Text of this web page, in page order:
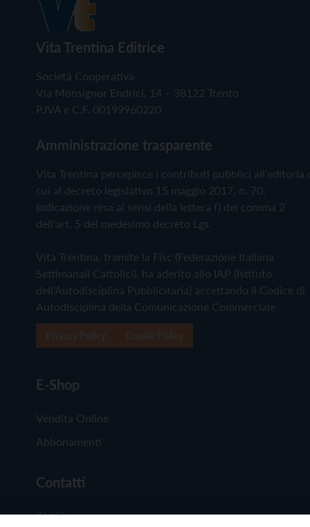
Vita Trentina Editrice
Società Cooperativa
Via Monsignor Endrici, 14 – 38122 Trento
P.IVA e C.F. 00199960220
Amministrazione trasparente
Vita Trentina percepisce i contributi pubblici all'editoria
cui al decreto legislativo 15 maggio 2017, n. 70.
Indicazione resa ai sensi della lettera f) del comma 2
dell'art. 5 del medesimo decreto Lgs.
Vita Trentina, tramite la Fisc (Federazione Italiana
Settimanali Cattolici), ha aderito allo IAP (Istituto
dell'Autodisciplina Pubblicitaria) accettando il Codice di
Autodisciplina della Comunicazione Commerciale
E-Shop
Vendita Online
Abbonamenti
Contatti
Chi Siamo